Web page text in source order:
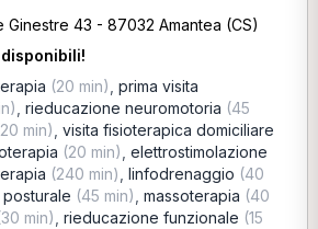
Ginestre 43 - 87032 Amantea (CS)
(20 min) prima visita
rieducazione neuromotoria (45
min) visita fisioterapica domiciliare
(20 min) elettrostimolazione
(240 min) linfodrenaggio (40
(45 min) massoterapia (40
min) rieducazione funzionale (15